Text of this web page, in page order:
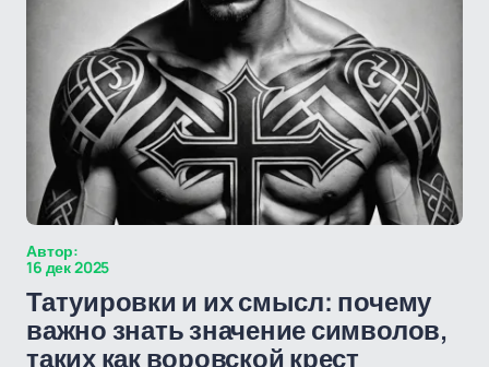
Автор:
16 дек 2025
Татуировки и их смысл: почему
важно знать значение символов,
таких как воровской крест